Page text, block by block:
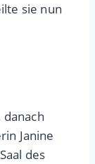
sie nun
Janine
des